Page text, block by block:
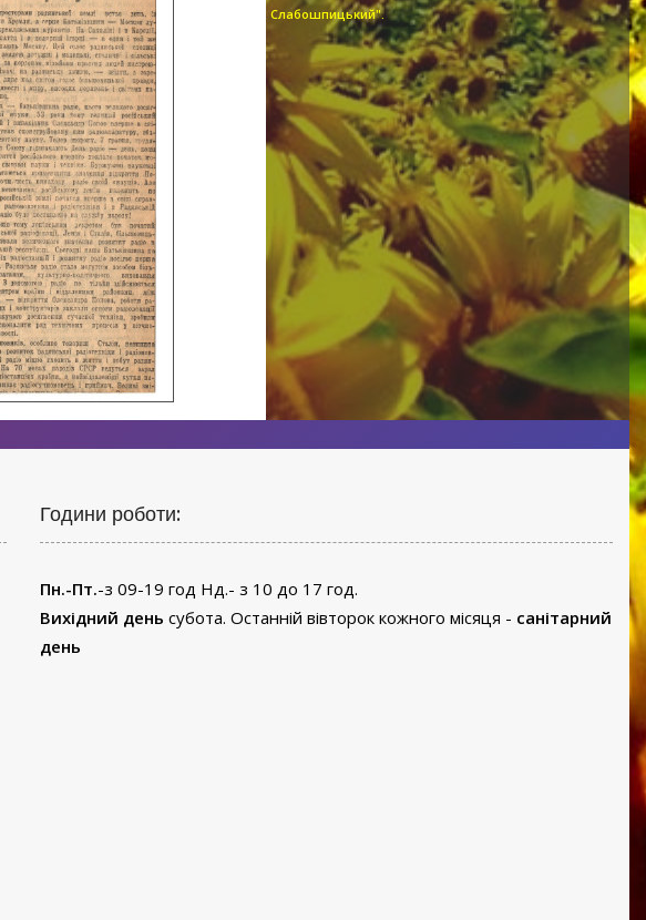
Слабошпицький".
Години роботи:
Пн.-Пт.-з 09-19 год Нд.- з 10 до 17 год.
Вихідний день субота. Останній вівторок кожного місяця - санітарний
день